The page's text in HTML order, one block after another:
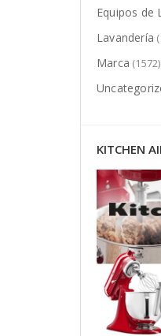
Equipos de
Lavandería
Marca (1572)
KITCHEN